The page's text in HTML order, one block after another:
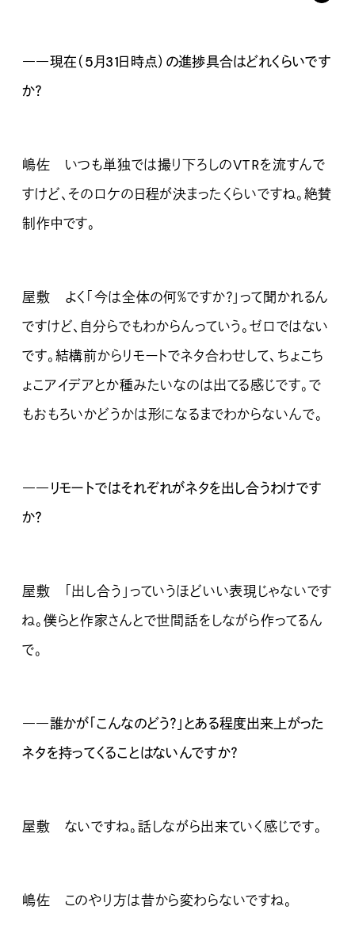
――現在（5月31日時点）の進捗具合はどれくらいです
か？
嶋佐 いつも単独では撮り下ろしのVTRを流すんで
すけど、そのロケの日程が決まったくらいですね。絶賛
制作中です。
屋敷 よく「今は全体の何％ですか？」って聞かれるん
ですけど、自分らでもわからんっていう。ゼロではない
です。結構前からリモートでネタ合わせして、ちょこち
ょこアイデアとか種みたいなのは出てる感じです。で
もおもろいかどうかは形になるまでわからないんで。
――リモートではそれぞれがネタを出し合うわけです
か？
屋敷 「出し合う」っていうほどいい表現じゃないです
ね。僕らと作家さんとで世間話をしながら作ってるん
で。
――誰かが「こんなのどう？」とある程度出来上がった
ネタを持ってくることはないんですか？
屋敷 ないですね。話しながら出来ていく感じです。
嶋佐 このやり方は昔から変わらないですね。